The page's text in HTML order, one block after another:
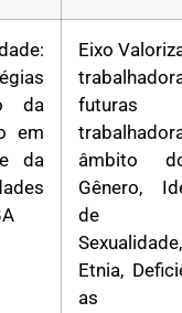
da
em
da
Eixo
futuras
âmbito
Gênero,
de
Etnia,
as